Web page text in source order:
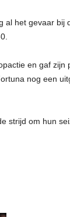
al het gevaar bij
en gaf
nog een
strijd om hun